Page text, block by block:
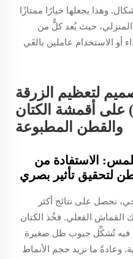
وهذا يجعلها خيارًا ممتازًا
المنزلي، حيث يُعد كلٌّ من
أو الاستخدام عاملين بالغَي
لتعظيم الزرقة
على أقمشة الكتان
والقطن المطبوعة
الاستفادة من
لتحقيق تأثير بصري
نحصل على نتائج أكثر
القماش الفعلي. فخُذ الكتان
فيه تُشكِّل جيوب ظل صغيرة
وعادةً ما نزيد حجم الأنماط